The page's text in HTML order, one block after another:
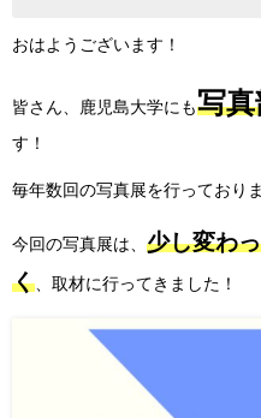
おはようございます！
皆さん、鹿児島大学にも写真
す！
毎年数回の写真展を行っており
今回の写真展は、 少し変わ
く 、取材に行ってきました！